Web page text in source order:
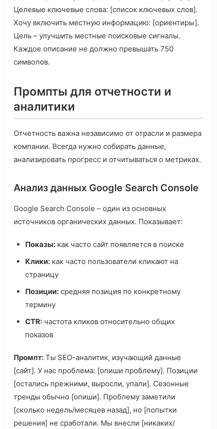
Целевые ключевые слова: [список ключевых слов].
Хочу включить местную информацию: [ориентиры].
Цель – улучшить местные поисковые сигналы.
Каждое описание не должно превышать 750
символов.
Промпты для отчетности и
аналитики
Отчетность важна независимо от отрасли и размера
компании. Всегда нужно собирать данные,
анализировать прогресс и отчитываться о метриках.
Анализ данных Google Search Console
Google Search Console – один из основных
источников органических данных. Показывает:
Показы: как часто сайт появляется в поиске
Клики: как часто пользователи кликают на
страницу
Позиции: средняя позиция по конкретному
термину
CTR: частота кликов относительно общих
показов
Промпт: Ты SEO-аналитик, изучающий данные
[сайт]. У нас проблема: [опиши проблему]. Позиции
[остались прежними, выросли, упали]. Сезонные
тренды обычно [опиши]. Проблему заметили
[сколько недель/месяцев назад], но [попытки
решения] не сработали. Мы внесли [никаких/